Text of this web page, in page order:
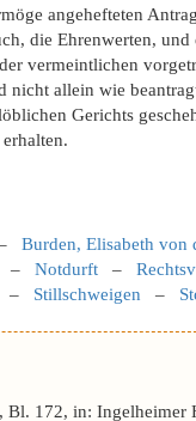
angehefteten
die Ehrenwerten,
vermeintlichen
nicht allein wie
Gerichts
Burden, Elisabeth von
– Notdurft –
– Stillschweigen –
172, in: